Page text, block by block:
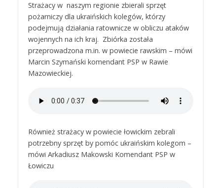
Strażacy w naszym regionie zbierali sprzęt
pożarniczy dla ukraińskich kolegów, którzy
podejmują działania ratownicze w obliczu ataków
wojennych na ich kraj. Zbiórka została
przeprowadzona m.in. w powiecie rawskim – mówi
Marcin Szymański komendant PSP w Rawie
Mazowieckiej.
Również strażacy w powiecie łowickim zebrali
potrzebny sprzęt by pomóc ukraińskim kolegom –
mówi Arkadiusz Makowski Komendant PSP w
Łowiczu